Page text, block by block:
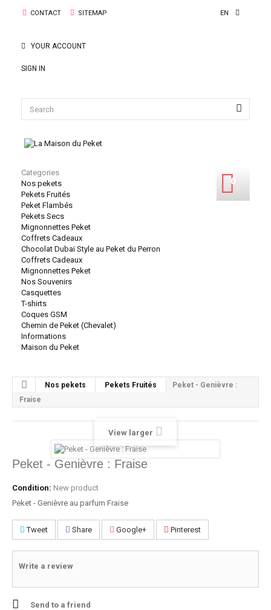
CONTACT SITEMAP EN
YOUR ACCOUNT
SIGN IN
0
Categories
Nos pekets
Pekets Fruités
Peket Flambés
Pekets Secs
Mignonnettes Peket
Coffrets Cadeaux
Chocolat Dubaï Style au Peket du Perron
Coffrets Cadeaux
Mignonnettes Peket
Nos Souvenirs
Casquettes
T-shirts
Coques GSM
Chemin de Peket (Chevalet)
Informations
Maison du Peket
Nos pekets Pekets Fruités
Peket - Genièvre :
Fraise
View larger
Peket - Genièvre : Fraise
Condition: New product
Peket - Genièvre au parfum Fraise
Tweet Share Google+ Pinterest
Write a review
Send to a friend